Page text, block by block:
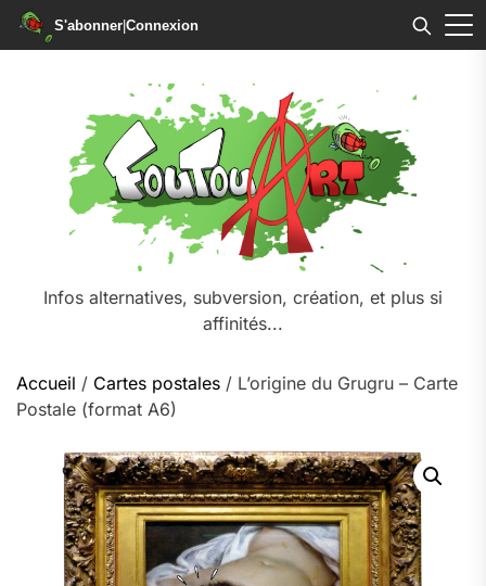
S'abonner|Connexion
Infos alternatives, subversion, création, et plus si
affinités...
Accueil / Cartes postales / L’origine du Grugru – Carte
Postale (format A6)